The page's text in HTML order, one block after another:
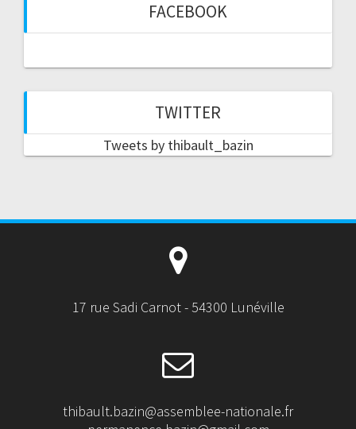
FACEBOOK
TWITTER
Tweets by thibault_bazin
17 rue Sadi Carnot - 54300 Lunéville
thibault.bazin@assemblee-nationale.fr